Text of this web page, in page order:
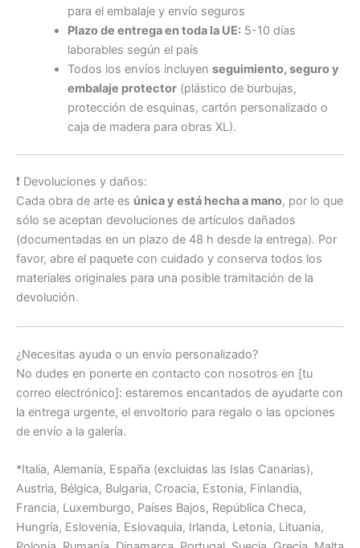
para el embalaje y envío seguros
Plazo de entrega en toda la UE:5-10 días
laborables según el país
Todos los envíos incluyen seguimiento, seguro y
embalaje protector(plástico de burbujas,
protección de esquinas, cartón personalizado o
caja de madera para obras XL).
❗ Devoluciones y daños:
Cada obra de arte es única y está hecha a mano, por lo que
sólo se aceptan devoluciones de artículos dañados
(documentadas en un plazo de 48 h desde la entrega). Por
favor, abre el paquete con cuidado y conserva todos los
materiales originales para una posible tramitación de la
devolución.
¿Necesitas ayuda o un envío personalizado?
No dudes en ponerte en contacto con nosotros en [tu
correo electrónico]: estaremos encantados de ayudarte con
la entrega urgente, el envoltorio para regalo o las opciones
de envío a la galería.
*Italia, Alemania, España (excluidas las Islas Canarias),
Austria, Bélgica, Bulgaria, Croacia, Estonia, Finlandia,
Francia, Luxemburgo, Países Bajos, República Checa,
Hungría, Eslovenia, Eslovaquia, Irlanda, Letonia, Lituania,